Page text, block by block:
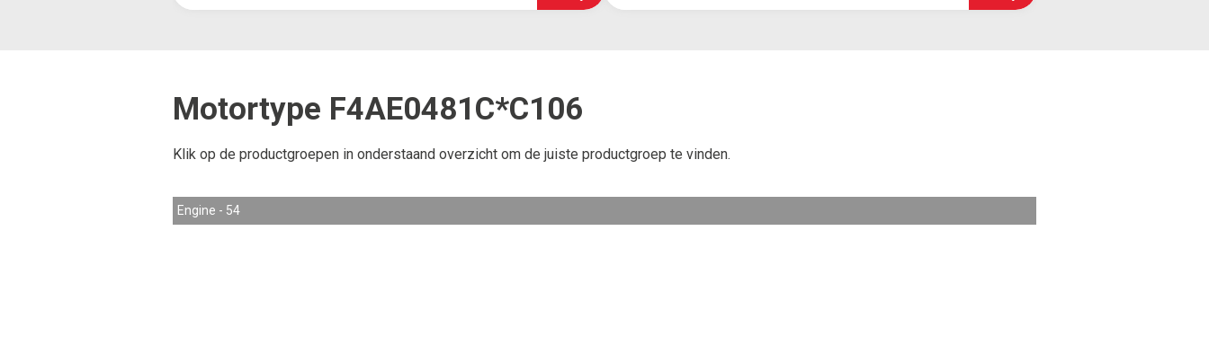
Motortype F4AE0481C*C106
Klik op de productgroepen in onderstaand overzicht om de juiste productgroep te vinden.
Engine - 54